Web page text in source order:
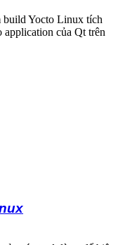
build Yocto Linux tích
application của Qt trên